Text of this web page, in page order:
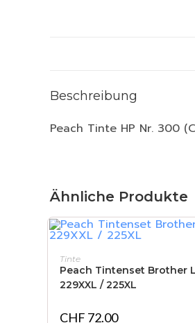
Beschreibung
Peach Tinte HP Nr. 300
Ähnliche Produkte
Tinte
Peach Tintenset Brother
229XXL / 225XL
CHF 72.00